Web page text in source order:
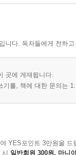
니다. 독자들에게 전하
곳에 게재됩니다.
기를, 책에 대한 문의는
YES포인트 3만원을 드
일반회원 300원, 마니